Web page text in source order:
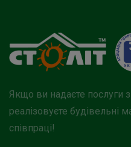
Якщо ви надаєте послуги
реалізовуєте будівельні
співпраці!